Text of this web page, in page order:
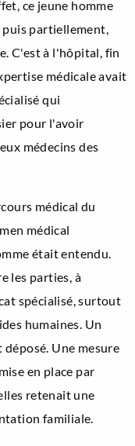
ce jeune homme
partiellement,
C'est à l'hôpital, fin
médicale avait
qui
pour l'avoir
médecins des
médical du
médical
était entendu.
les parties, à
spécialisé, surtout
humaines. Un
Une mesure
en place par
retenait une
familiale.